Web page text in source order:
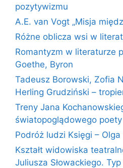
pozytywizmu
A.E. van Vogt „Misja
Różne oblicza wsi w
Romantyzm w literaturze
Goethe, Byron
Tadeusz Borowski, Zofia
Herling Grudziński –
Treny Jana
światopoglądowego poety
Podróż ludzi Księgi –
Kształt widowiska
Juliusza Słowackiego.